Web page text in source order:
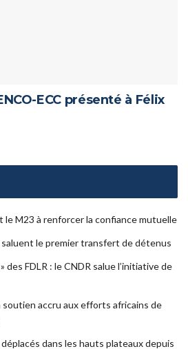
ECC présenté à Félix
le M23 à renforcer la confiance mutuelle
le premier transfert de détenus
des FDLR : le CNDR salue l’initiative de
soutien accru aux efforts africains de
dans les hauts plateaux depuis